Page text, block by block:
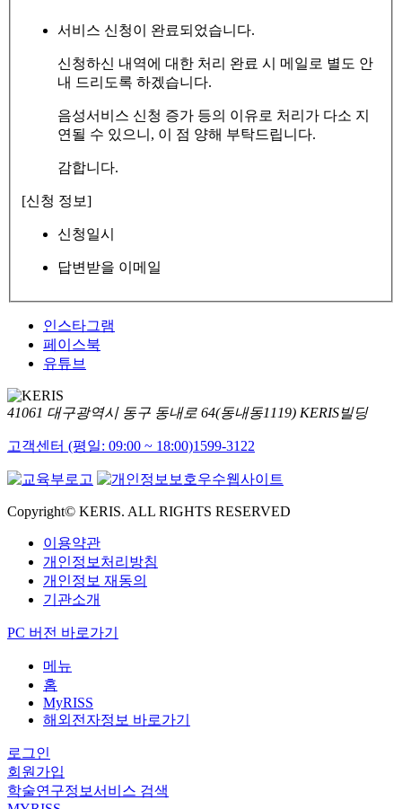
서비스 신청이 완료되었습니다.
신청하신 내역에 대한 처리 완료 시 메일로 별도 안
내 드리도록 하겠습니다.
음성서비스 신청 증가 등의 이유로 처리가 다소 지
연될 수 있으니, 이 점 양해 부탁드립니다.
감합니다.
[신청 정보]
신청일시
답변받을 이메일
인스타그램
페이스북
유튜브
41061 대구광역시 동구 동내로 64(동내동1119) KERIS빌딩
고객센터 (평일: 09:00 ~ 18:00)1599-3122
Copyright© KERIS. ALL RIGHTS RESERVED
이용약관
개인정보처리방침
개인정보 재동의
기관소개
PC 버전 바로가기
메뉴
홈
MyRISS
해외전자정보 바로가기
로그인
회원가입
학술연구정보서비스 검색